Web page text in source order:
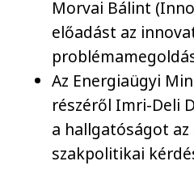
Morvai Bálint
előadást az
Az Energiaügyi
részéről Imri-Deli
a hallgatóságot
szakpolitikai